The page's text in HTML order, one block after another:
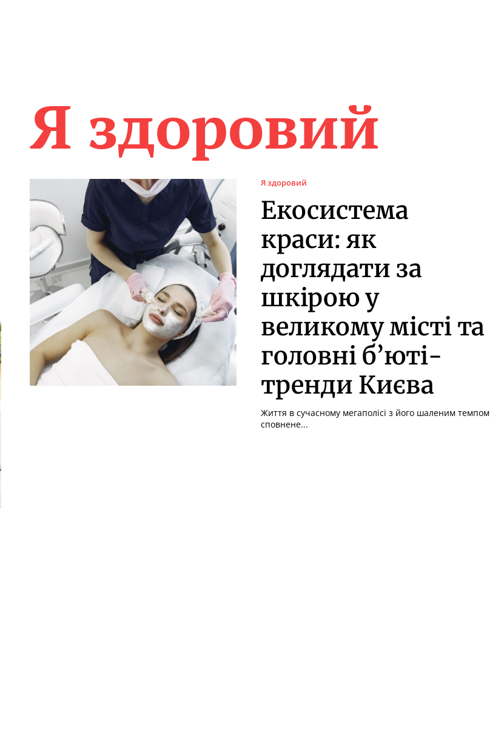
Я здоровий
Я здоровий
Екосистема
краси: як
доглядати за
шкірою у
великому місті та
головні б’юті-
тренди Києва
Життя в сучасному мегаполісі з його шаленим темпом
сповнене...